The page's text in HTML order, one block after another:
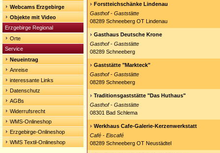
Webcams Erzgebirge
Objekte mit Video
Erzgebirge Regional
Orte
Service
Neueintrag
Anreise
interessante Links
Datenschutz
AGBs
Widerrufsrecht
WMS-Onlineshop
Erzgebirge-Onlineshop
WMS Textil-Onlineshop
Forstteichschänke Lindenau
Gasthof - Gaststätte
08289 Schneeberg OT Lindenau
Gasthaus Deutsche Krone
Gasthof - Gaststätte
08289 Schneeberg
Gaststätte "Markteck"
Gasthof - Gaststätte
08289 Schneeberg
Traditionsgaststätte "Das Huthaus"
Gasthof - Gaststätte
08301 Bad Schlema
Werkhaus Cafe-Galerie-Kerzenwerkstatt
Café - Eiscafé
08289 Schneeberg OT Neustädtel